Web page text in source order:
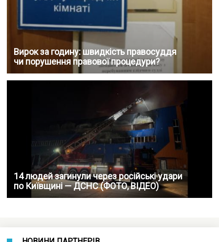
Вирок за годину: швидкість правосуддя
чи порушення правової процедури?
14 людей загинули через російські удари
по Київщині — ДСНС (ФОТО, ВІДЕО)